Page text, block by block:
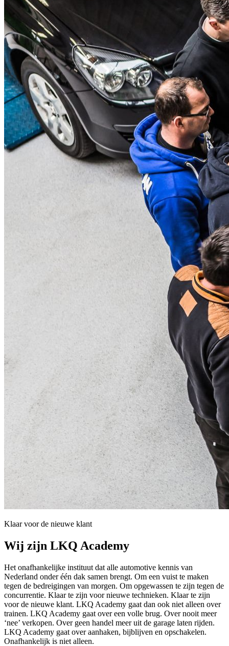
Klaar voor de nieuwe klant
Wij zijn LKQ Academy
Het onafhankelijke instituut dat alle automotive kennis van
Nederland onder één dak samen brengt. Om een vuist te maken
tegen de bedreigingen van morgen. Om opgewassen te zijn tegen de
concurrentie. Klaar te zijn voor nieuwe technieken. Klaar te zijn
voor de nieuwe klant. LKQ Academy gaat dan ook niet alleen over
trainen. LKQ Academy gaat over een volle brug. Over nooit meer
‘nee’ verkopen. Over geen handel meer uit de garage laten rijden.
LKQ Academy gaat over aanhaken, bijblijven en opschakelen.
Onafhankelijk is niet alleen.